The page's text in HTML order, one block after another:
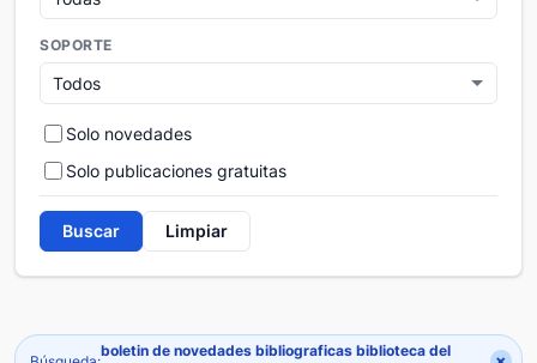
SOPORTE
Solo novedades
Solo publicaciones gratuitas
Buscar Limpiar
boletin de novedades bibliograficas biblioteca del